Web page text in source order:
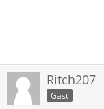
Ritch207
Gast